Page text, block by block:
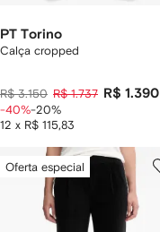
PT Torino
Calça cropped
R$ 3.150 R$ 1.737 R$ 1.390
12 x R$ 115,83
-40%-20%
Oferta especial